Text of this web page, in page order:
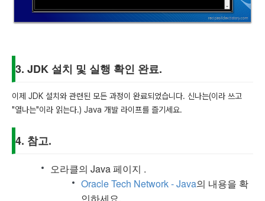
3. JDK 설치 및 실행 확인 완료.
이제 JDK 설치와 관련된 모든 과정이 완료되었습니다. 신나는(이라 쓰고
"열나는"이라 읽는다.) Java 개발 라이프를 즐기세요.
4. 참고.
오라클의 Java 페이지 .
Oracle Tech Network - Java의 내용을 확